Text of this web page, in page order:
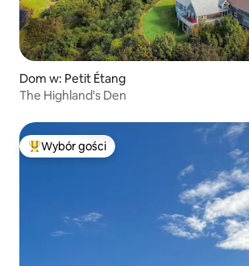
Dom w: Petit Étang
The Highland's Den
Najpopularniejsze z kategorii Wybór gości
Wybór gości